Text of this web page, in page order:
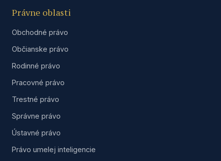
Právne oblasti
Obchodné právo
Občianske právo
Rodinné právo
Pracovné právo
Trestné právo
Správne právo
Ústavné právo
Právo umelej inteligencie